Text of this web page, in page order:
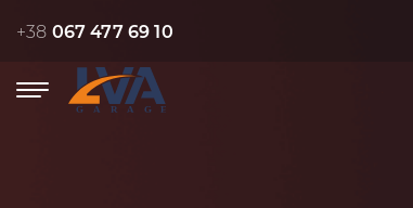
+38 067 477 69 10